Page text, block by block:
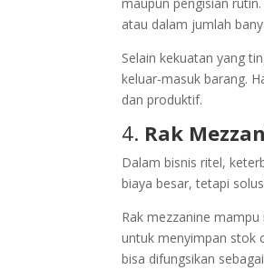
atau dalam jumlah
Selain kekuatan yang
keluar-masuk barang.
dan produktif.
4. Rak
Dalam bisnis ritel,
biaya besar, tetapi
Rak mezzanine
untuk menyimpan stok
bisa difungsikan